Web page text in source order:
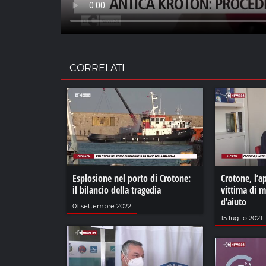
CORRELATI
Esplosione nel porto di Crotone:
il bilancio della tragedia
01 settembre 2022
Crotone,
vittima di
d’aiuto
15 luglio 2021